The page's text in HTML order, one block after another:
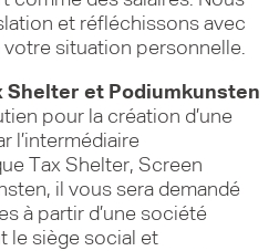
et réfléchissons avec
votre situation personnelle.
Shelter et Podiumkunsten
pour la création d’une
l’intermédiaire
Tax Shelter, Screen
il vous sera demandé
à partir d’une société
le siège social et